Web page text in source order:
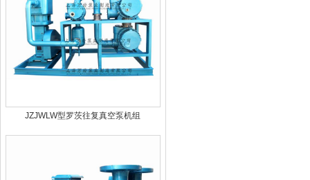
JZJWLW型罗茨往复真空泵机组